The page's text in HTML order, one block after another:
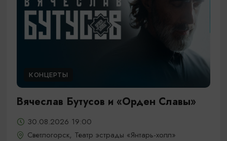
КОНЦЕРТЫ
Вячеслав Бутусов и «Орден Славы»
30.08.2026 19:00
Светлогорск, Театр эстрады «Янтарь-холл»